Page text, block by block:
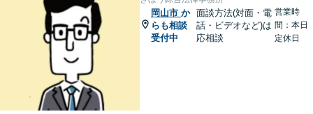
岡山市 か
らも相談
受付中
面談方法(対面・電
話・ビデオなど)は
応相談
営業時
間：本日
定休日